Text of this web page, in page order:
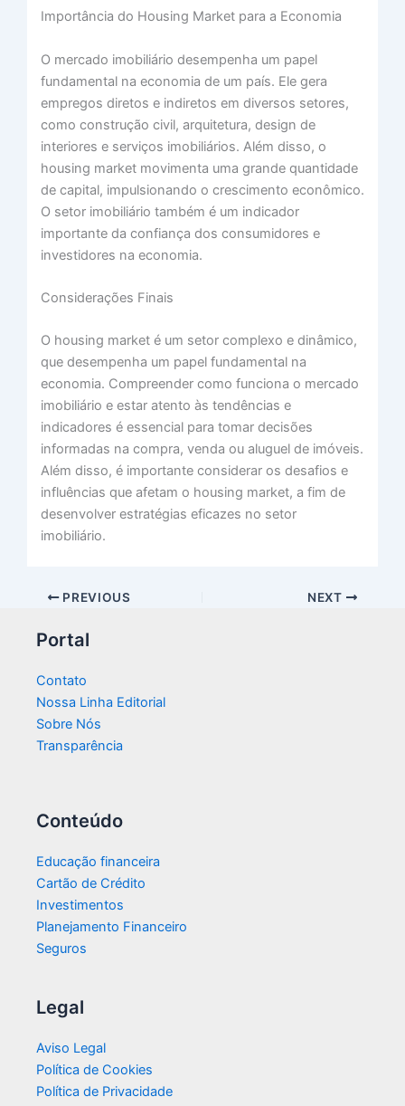
Importância do Housing Market para a Economia
O mercado imobiliário desempenha um papel
fundamental na economia de um país. Ele gera
empregos diretos e indiretos em diversos setores,
como construção civil, arquitetura, design de
interiores e serviços imobiliários. Além disso, o
housing market movimenta uma grande quantidade
de capital, impulsionando o crescimento econômico.
O setor imobiliário também é um indicador
importante da confiança dos consumidores e
investidores na economia.
Considerações Finais
O housing market é um setor complexo e dinâmico,
que desempenha um papel fundamental na
economia. Compreender como funciona o mercado
imobiliário e estar atento às tendências e
indicadores é essencial para tomar decisões
informadas na compra, venda ou aluguel de imóveis.
Além disso, é importante considerar os desafios e
influências que afetam o housing market, a fim de
desenvolver estratégias eficazes no setor
imobiliário.
PREVIOUS NEXT
Portal
Contato
Nossa Linha Editorial
Sobre Nós
Transparência​
Conteúdo
Educação financeira
Cartão de Crédito
Investimentos
Planejamento Financeiro
Seguros
Legal
Aviso Legal
Política de Cookies
Política de Privacidade